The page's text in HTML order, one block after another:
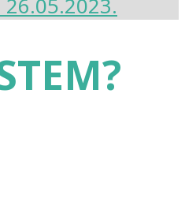
26.05.2023.